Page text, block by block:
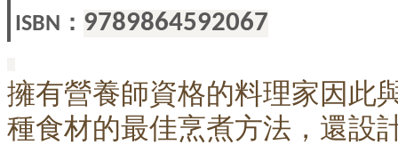
ISBN ： 9789864592067
擁有營養師資格的料理家因此
種食材的最佳烹煮方法，還設